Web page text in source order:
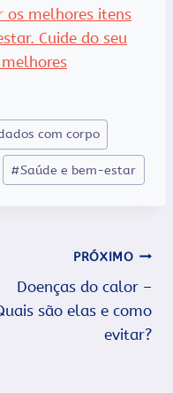
os melhores itens
Cuide do seu
com corpo
#Saúde e bem-estar
PRÓXIMO
Doenças do calor –
são elas e como
evitar?